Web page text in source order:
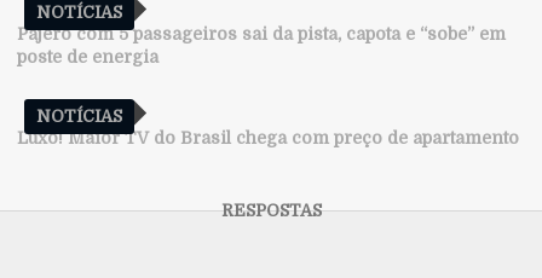
NOTÍCIAS
Pajero com 5 passageiros sai da pista, capota e “sobe” em
poste de energia
NOTÍCIAS
Luxo! Maior TV do Brasil chega com preço de apartamento